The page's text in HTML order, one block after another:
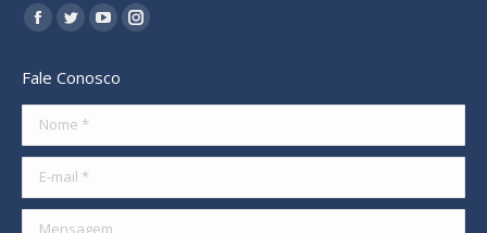
Encontre-nos em:
Facebook
opens
new
window
Twitter
opens
new
window
YouTube
opens
new
Instagram
new
Fale Conosco